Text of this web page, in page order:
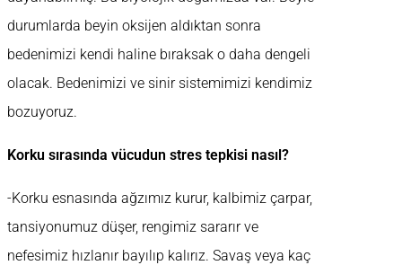
durumlarda beyin oksijen aldıktan sonra
bedenimizi kendi haline bıraksak o daha dengeli
olacak. Bedenimizi ve sinir sistemimizi kendimiz
bozuyoruz.
Korku sırasında vücudun stres tepkisi nasıl?
-Korku esnasında ağzımız kurur, kalbimiz çarpar,
tansiyonumuz düşer, rengimiz sararır ve
nefesimiz hızlanır bayılıp kalırız. Savaş veya kaç